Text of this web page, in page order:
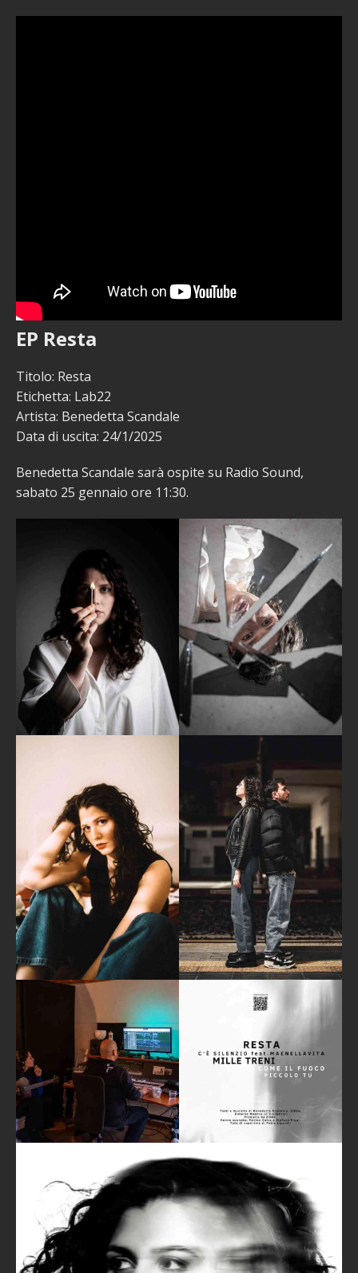
EP Resta
Titolo: Resta
Etichetta: Lab22
Artista: Benedetta Scandale
Data di uscita: 24/1/2025
Benedetta Scandale sarà ospite su Radio Sound,
sabato 25 gennaio ore 11:30.